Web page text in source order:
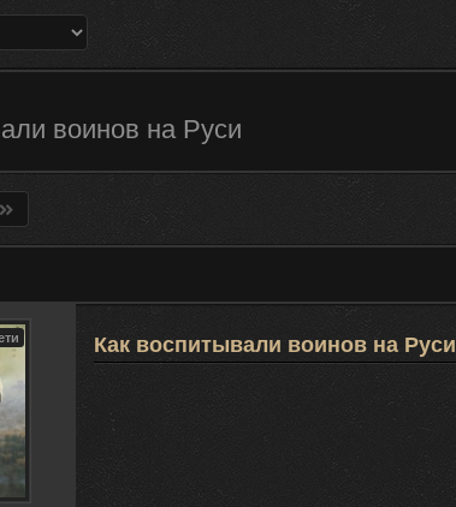
воинов на Руси
Как воспитывали воинов на Руси